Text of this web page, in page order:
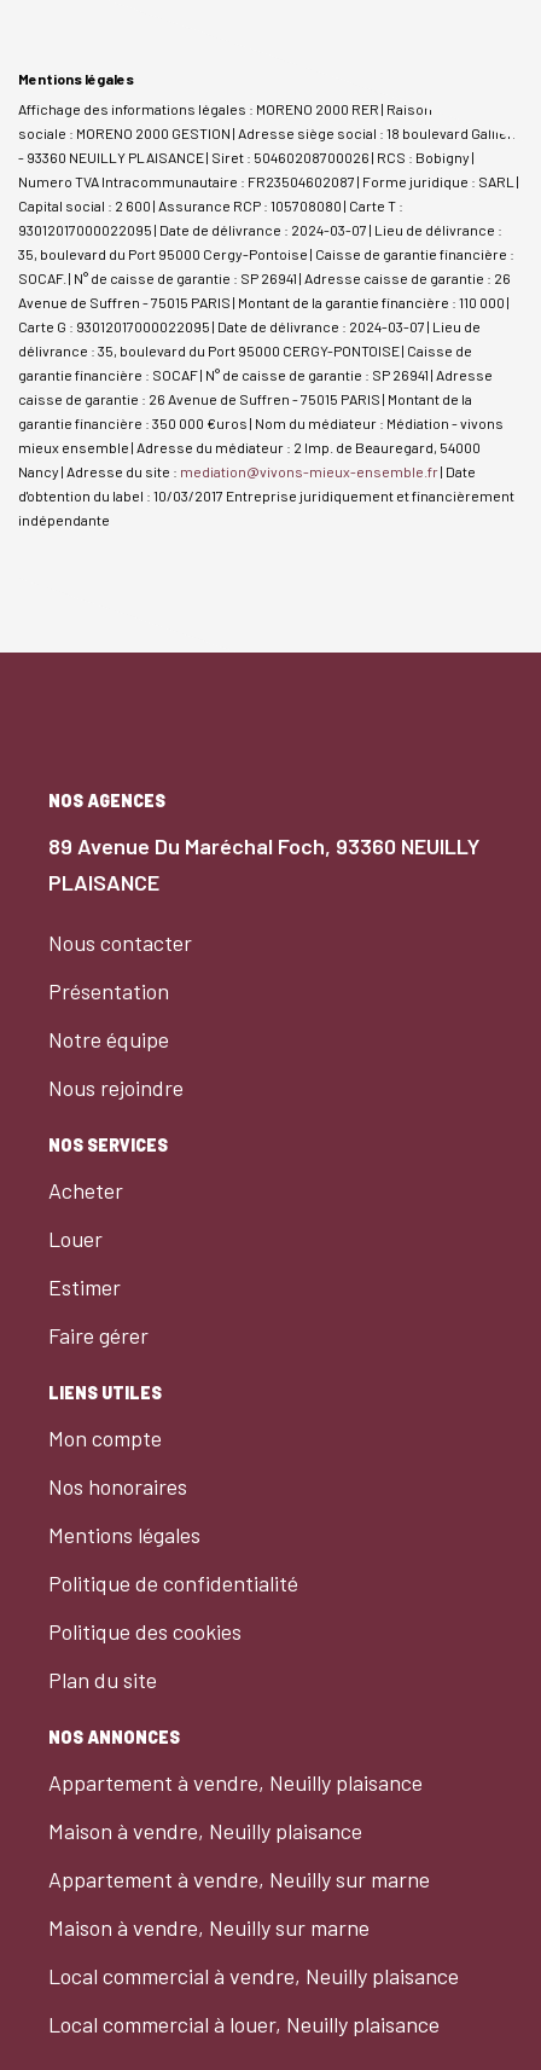
Mentions légales
Affichage des informations légales : MORENO 2000 RER | Raison
sociale : MORENO 2000 GESTION | Adresse siège social : 18 boulevard Gallieni
- 93360 NEUILLY PLAISANCE | Siret : 50460208700026 | RCS : Bobigny |
Numero TVA Intracommunautaire : FR23504602087 | Forme juridique : SARL |
Capital social : 2 600 | Assurance RCP : 105708080 | Carte T :
93012017000022095 | Date de délivrance : 2024-03-07 | Lieu de délivrance :
35, boulevard du Port 95000 Cergy-Pontoise | Caisse de garantie financière :
SOCAF. | N° de caisse de garantie : SP 26941 | Adresse caisse de garantie : 26
Avenue de Suffren - 75015 PARIS | Montant de la garantie financière : 110 000 |
Carte G : 93012017000022095 | Date de délivrance : 2024-03-07 | Lieu de
délivrance : 35, boulevard du Port 95000 CERGY-PONTOISE | Caisse de
garantie financière : SOCAF | N° de caisse de garantie : SP 26941 | Adresse
caisse de garantie : 26 Avenue de Suffren - 75015 PARIS | Montant de la
garantie financière : 350 000 €uros | Nom du médiateur : Médiation - vivons
mieux ensemble | Adresse du médiateur : 2 Imp. de Beauregard, 54000
Nancy | Adresse du site : mediation@vivons-mieux-ensemble.fr| Date
d'obtention du label : 10/03/2017 Entreprise juridiquement et financièrement
indépendante
NOS AGENCES
89 Avenue Du Maréchal Foch, 93360 NEUILLY
PLAISANCE
Nous contacter
Présentation
Notre équipe
Nous rejoindre
NOS SERVICES
Acheter
Louer
Estimer
Faire gérer
LIENS UTILES
Mon compte
Nos honoraires
Mentions légales
Politique de confidentialité
Politique des cookies
Plan du site
NOS ANNONCES
Appartement à vendre, Neuilly plaisance
Maison à vendre, Neuilly plaisance
Appartement à vendre, Neuilly sur marne
Maison à vendre, Neuilly sur marne
Local commercial à vendre, Neuilly plaisance
Local commercial à louer, Neuilly plaisance